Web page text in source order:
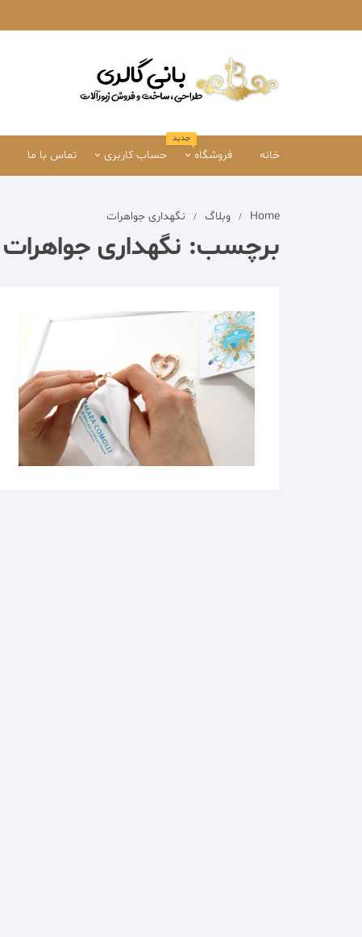
to
خانه فروشگاه
جدید
گردنبند
گوشواره
اکسسوری
کالکشن مردانه
حساب کاربری
تسویه حساب
تماس با ما
Home وبلاگ نگهداری جواهرات
برچسب: نگهداری جواهرات